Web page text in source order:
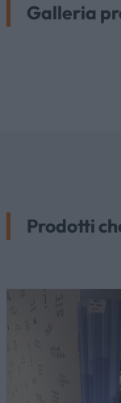
Galleria
Prodotti